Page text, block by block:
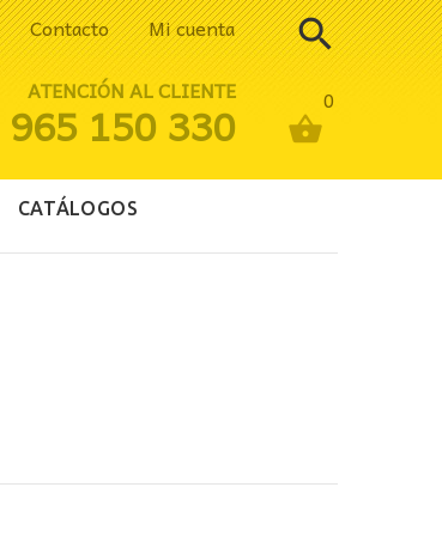
Contacto Mi cuenta
0
ATENCIÓN AL CLIENTE
965 150 330
CATÁLOGOS